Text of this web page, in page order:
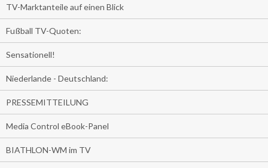
TV-Marktanteile auf einen Blick
Fußball TV-Quoten:
Sensationell!
Niederlande - Deutschland:
PRESSEMITTEILUNG
Media Control eBook-Panel
BIATHLON-WM im TV